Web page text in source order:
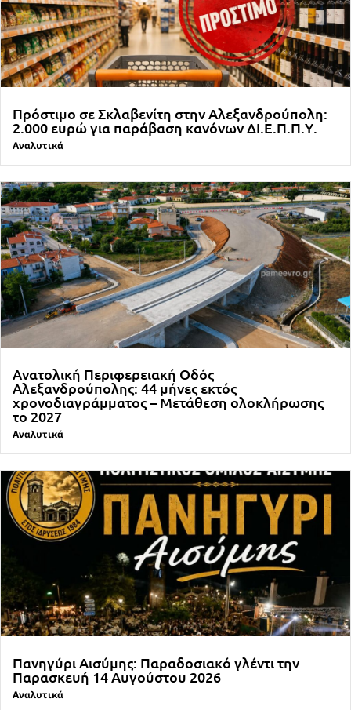
Πρόστιμο σε Σκλαβενίτη στην Αλεξανδρούπολη:
2.000 ευρώ για παράβαση κανόνων ΔΙ.Ε.Π.Π.Υ.
Αναλυτικά
Ανατολική Περιφερειακή Οδός
Αλεξανδρούπολης: 44 μήνες εκτός
χρονοδιαγράμματος – Μετάθεση ολοκλήρωσης
το 2027
Αναλυτικά
Πανηγύρι Αισύμης: Παραδοσιακό γλέντι την
Παρασκευή 14 Αυγούστου 2026
Αναλυτικά